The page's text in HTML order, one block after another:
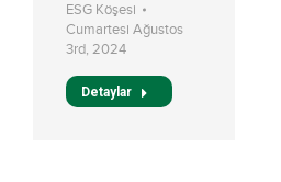
ESG Köşesi
Cumartesi Ağustos
3rd, 2024
Detaylar